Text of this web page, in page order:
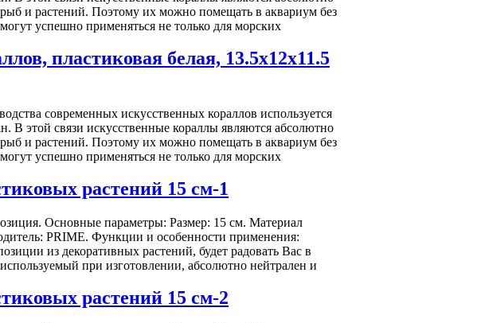
и растений. Поэтому их можно помещать в аквариум без
успешно применяться не только для морских
пластиковая белая, 13.5х12х11.5
современных искусственных кораллов используется
В этой связи искусственные кораллы являются абсолютно
и растений. Поэтому их можно помещать в аквариум без
успешно применяться не только для морских
растений 15 см-1
Основные параметры: Размер: 15 см. Материал
PRIME. Функции и особенности применения:
из декоративных растений, будет радовать Вас в
при изготовлении, абсолютно нейтрален и
растений 15 см-2